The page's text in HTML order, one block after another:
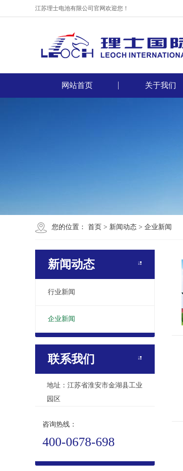
江苏理士电池有限公司官网欢迎您！
网站首页 关于我们
您的位置： 首页 > 新闻动态 > 企业新闻
新闻动态
行业新闻
企业新闻
联系我们
地址：江苏省淮安市金湖县工业
园区
咨询热线：
400-0678-698